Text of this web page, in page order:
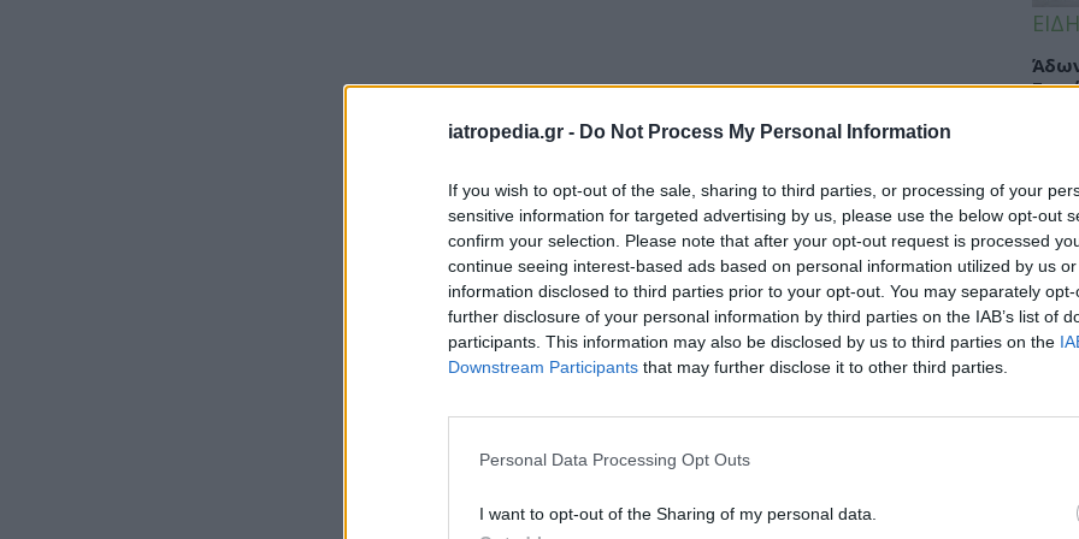
iatropedia.gr - Do Not Process My Personal Information
If you wish to opt-out of the sale, sharing to third parties, or processing of your
sensitive information for targeted advertising by us, please use the below opt-out
confirm your selection. Please note that after your opt-out request is processed
continue seeing interest-based ads based on personal information utilized by us
information disclosed to third parties prior to your opt-out. You may separately
further disclosure of your personal information by third parties on the IAB’s list of
participants. This information may also be disclosed by us to third parties on the
Downstream Participants that may further disclose it to other third parties.
Personal Data Processing Opt Outs
I want to opt-out of the Sharing of my personal data.
Πώς